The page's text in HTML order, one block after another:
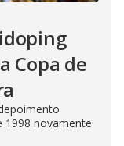
Copa de
1998 novamente